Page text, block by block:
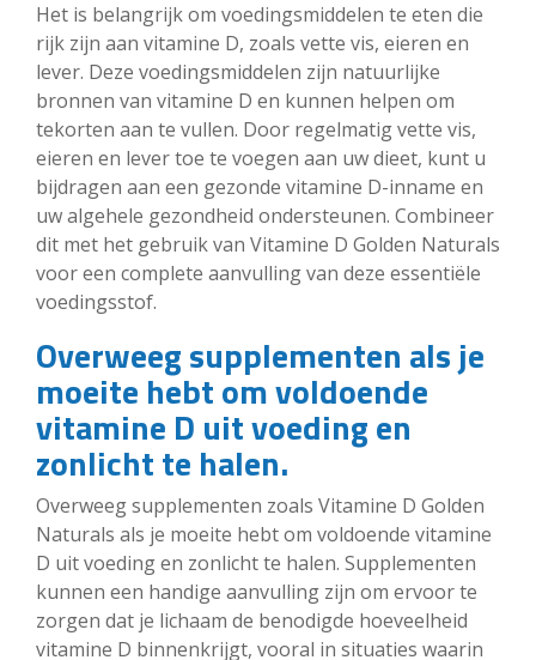
Het is belangrijk om voedingsmiddelen te eten die
rijk zijn aan vitamine D, zoals vette vis, eieren en
lever. Deze voedingsmiddelen zijn natuurlijke
bronnen van vitamine D en kunnen helpen om
tekorten aan te vullen. Door regelmatig vette vis,
eieren en lever toe te voegen aan uw dieet, kunt u
bijdragen aan een gezonde vitamine D-inname en
uw algehele gezondheid ondersteunen. Combineer
dit met het gebruik van Vitamine D Golden Naturals
voor een complete aanvulling van deze essentiële
voedingsstof.
Overweeg supplementen als je
moeite hebt om voldoende
vitamine D uit voeding en
zonlicht te halen.
Overweeg supplementen zoals Vitamine D Golden
Naturals als je moeite hebt om voldoende vitamine
D uit voeding en zonlicht te halen. Supplementen
kunnen een handige aanvulling zijn om ervoor te
zorgen dat je lichaam de benodigde hoeveelheid
vitamine D binnenkrijgt, vooral in situaties waarin